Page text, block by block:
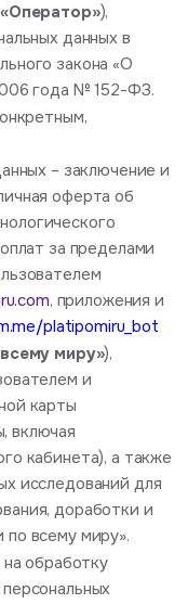
«Оператор»),
данных в
закона «О
года № 152-ФЗ.
– заключение и
оферта об
за пределами
, приложения и
platipomiru_bot
миру»),
и
карты
включая
кабинета), а также
исследований для
доработки и
всему миру».
обработку